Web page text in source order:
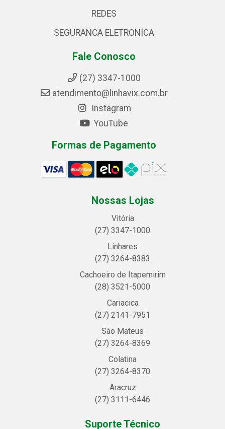
REDES
SEGURANCA ELETRONICA
Fale Conosco
(27) 3347-1000
atendimento@linhavix.com.br
Instagram
YouTube
Formas de Pagamento
Nossas Lojas
Vitória
(27) 3347-1000
Linhares
(27) 3264-8383
Cachoeiro de Itapemirim
(28) 3521-5000
Cariacica
(27) 2141-7951
São Mateus
(27) 3264-8369
Colatina
(27) 3264-8370
Aracruz
(27) 3111-6446
Suporte Técnico